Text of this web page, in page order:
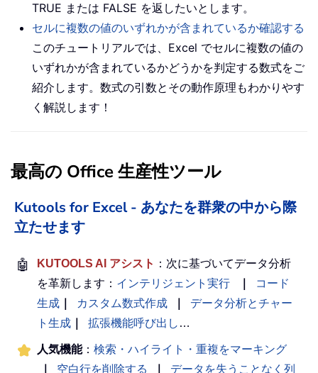
TRUE または FALSE を返したいとします。
セルに複数の値のいずれかが含まれているか確認する
このチュートリアルでは、Excel でセルに複数の値の
いずれかが含まれているかどうかを判定する数式をご
紹介します。数式の引数とその動作原理もわかりやす
く解説します！
最高の Office 生産性ツール
Kutools for Excel - あなたを群衆の中から際
立たせます
🤖 KUTOOLS AI アシスト ：次に基づいてデータ分析
を革新します： インテリジェント実行
コード
生成
カスタム数式作成
データ分析とチャー
ト生成
拡張機能呼び出し …
人気機能： 検索・ハイライト・重複をマーキング
空白行を削除する
データを失うことなく列